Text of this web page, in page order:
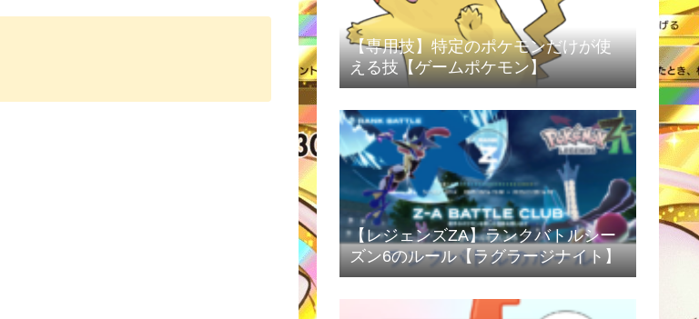
【専用技】特定のポケモンだけが使
える技【ゲームポケモン】
【レジェンズZA】ランクバトルシー
ズン6のルール【ラグラージナイト】